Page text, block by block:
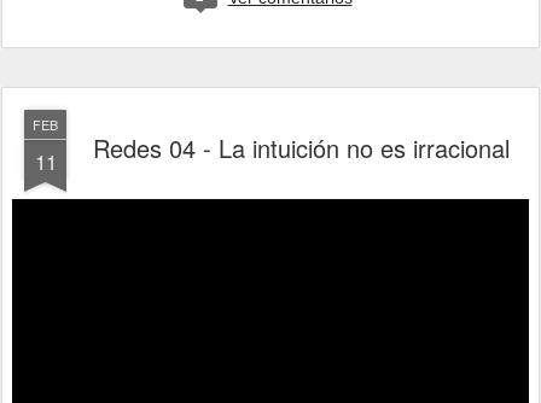
FEB
11 Redes 04 - La intuición no es irracional